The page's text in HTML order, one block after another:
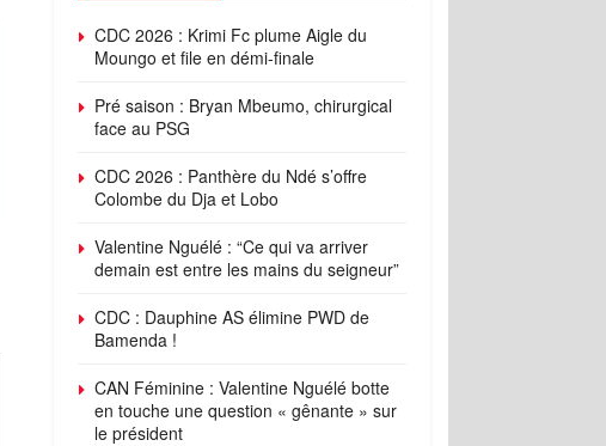
CDC 2026 : Krimi Fc plume Aigle du
Moungo et file en démi-finale
Pré saison : Bryan Mbeumo, chirurgical
face au PSG
CDC 2026 : Panthère du Ndé s’offre
Colombe du Dja et Lobo
Valentine Nguélé : “Ce qui va arriver
demain est entre les mains du seigneur”
CDC : Dauphine AS élimine PWD de
Bamenda !
CAN Féminine : Valentine Nguélé botte
en touche une question « gênante » sur
le président